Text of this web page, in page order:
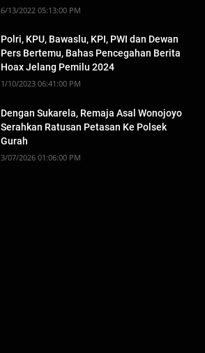
6/13/2022 05:13:00 PM
Polri, KPU, Bawaslu, KPI, PWI dan Dewan
Pers Bertemu, Bahas Pencegahan Berita
Hoax Jelang Pemilu 2024
1/10/2023 06:41:00 PM
Dengan Sukarela, Remaja Asal Wonojoyo
Serahkan Ratusan Petasan Ke Polsek
Gurah
3/07/2026 01:06:00 PM